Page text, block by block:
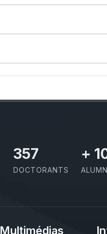
403
DOCTORANTS
+
Multimédias